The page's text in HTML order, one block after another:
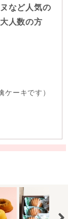
など人気の
人数の方
ーキです）